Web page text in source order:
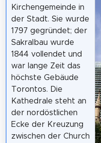
Kirchengemeinde in
der Stadt. Sie wurde
1797 gegründet; der
Sakralbau wurde
1844 vollendet und
war lange Zeit das
höchste Gebäude
Torontos. Die
Kathedrale steht an
der nordöstlichen
Ecke der Kreuzung
zwischen der Church